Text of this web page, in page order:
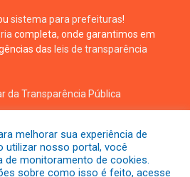
sistema para prefeituras!
completa, onde garantimos em
das leis de transparência
da Transparência Pública
melhorar sua experiência de
utilizar nosso portal, você
de monitoramento de cookies.
sobre como isso é feito, acesse